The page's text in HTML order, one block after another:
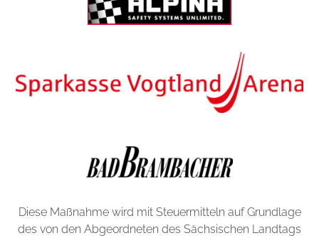
Diese Maßnahme wird mit Steuermitteln auf Grundlage
des von den Abgeordneten des Sächsischen Landtags